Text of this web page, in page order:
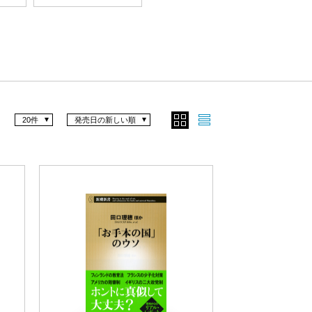
発売日の新しい順
20件